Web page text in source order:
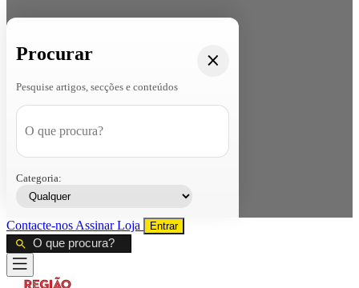
Procurar
Pesquise artigos, secções e conteúdos
Categoria:
Contacte-nos AssinarLoja Entrar